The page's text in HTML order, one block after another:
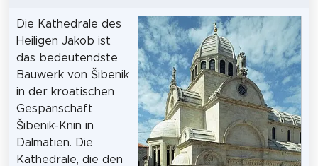
Die Kathedrale des
Heiligen Jakob ist
das bedeutendste
Bauwerk von Šibenik
in der kroatischen
Gespanschaft
Šibenik-Knin in
Dalmatien. Die
Kathedrale, die den